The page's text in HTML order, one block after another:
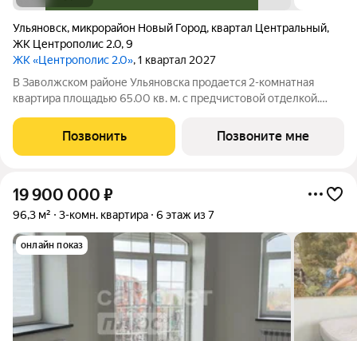
Ульяновск, микрорайон Новый Город, квартал Центральный,
ЖК Центрополис 2.0,9
ЖК «Центрополис 2.0», 1 квартал 2027
В Заволжском районе Ульяновска продается 2-комнатная
квартира площадью 65.00 кв. м. с предчистовой отделкой.
комплексе Центрополис 2.0. Центрополис 2.0 новый
перспективный проект, который является
Позвонить Позвоните мне
19 900 000 ₽
96,3 м² 3-комн. квартира 6 этаж из 7
онлайн показ